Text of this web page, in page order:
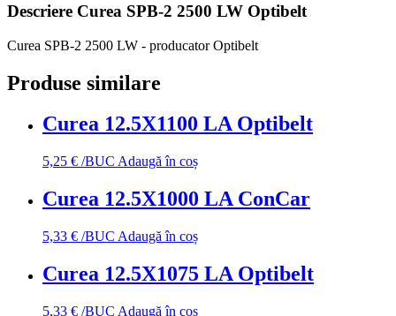
Descriere Curea SPB-2 2500 LW Optibelt
Curea SPB-2 2500 LW - producator Optibelt
Produse similare
Curea 12.5X1100 LA Optibelt
5,25 € /BUC Adaugă în coș
Curea 12.5X1000 LA ConCar
5,33 € /BUC Adaugă în coș
Curea 12.5X1075 LA Optibelt
5,33 € /BUC Adaugă în coș